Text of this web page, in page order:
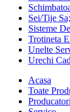
Sei/Tije
Sisteme
Trotineta
Unelte
Urechi
Acasa
Toate
Producatori